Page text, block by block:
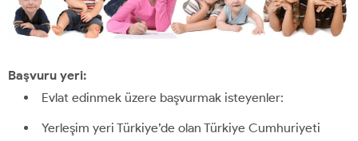
Başvuru yeri:
Evlat edinmek üzere başvurmak isteyenler:
Yerleşim yeri Türkiye’de olan Türkiye Cumhuriyeti